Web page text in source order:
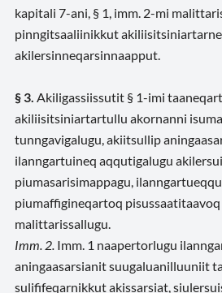
kapitali 7-ani, § 1, imm. 2-mi
pinngitsaaliinikkut
akilersinneqarsinnaapput.
§ 3. Akiligassiissutit § 1-imi
akiliisitsiniartartullu akornanni
tunngavigalugu, akiitsullip
ilanngartuineq aqqutigalugu
piumasarisimappagu,
piumaffigineqartoq
malittarissallugu.
Imm. 2. Imm. 1 naapertorlugu
aningaasarsianit suugaluanilluuniit
sulififeqarnikkut akissarsiat,